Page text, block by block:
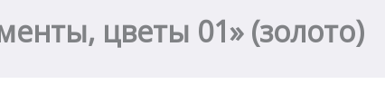
цветы 01» (золото)